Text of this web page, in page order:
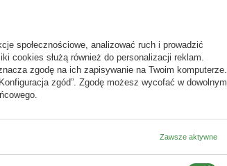
społecznościowe, analizować ruch i prowadzić
cookies służą również do personalizacji reklam.
zgodę na ich zapisywanie na Twoim komputerze.
zgód”. Zgodę możesz wycofać w dowolnym
Zawsze aktywne